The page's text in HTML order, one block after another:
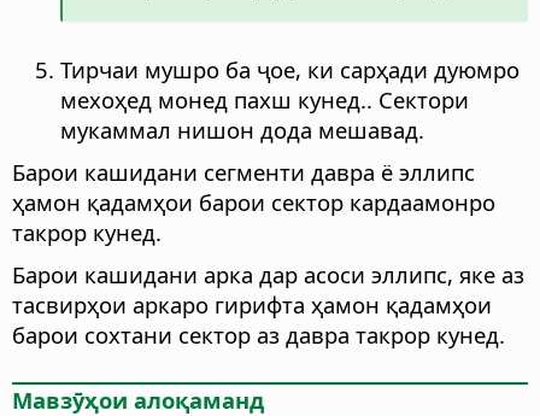
Тирчаи мушро ба ҷое, ки сарҳади дуюмро
мехоҳед монед пахш кунед.. Сектори
мукаммал нишон дода мешавад.
Барои кашидани сегменти давра ё эллипс
ҳамон қадамҳои барои сектор кардаамонро
такрор кунед.
Барои кашидани арка дар асоси эллипс, яке аз
тасвирҳои аркаро гирифта ҳамон қадамҳои
барои сохтани сектор аз давра такрор кунед.
Мавзӯҳои алоқаманд